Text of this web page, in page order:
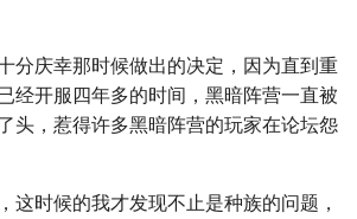
分庆幸那时候做出的决定，因为直到重
经开服四年多的时间，黑暗阵营一直被
头，惹得许多黑暗阵营的玩家在论坛怨
这时候的我才发现不止是种族的问题，